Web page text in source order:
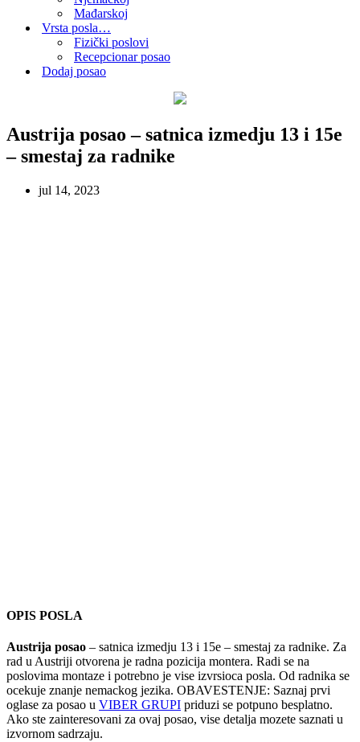
Mađarskoj
Vrsta posla…
Fizički poslovi
Recepcionar posao
Dodaj posao
Austrija posao – satnica izmedju 13 i 15e
– smestaj za radnike
jul 14, 2023
OPIS POSLA
Austrija posao – satnica izmedju 13 i 15e – smestaj za radnike. Za
rad u Austriji otvorena je radna pozicija montera. Radi se na
poslovima montaze i potrebno je vise izvrsioca posla. Od radnika se
ocekuje znanje nemackog jezika. OBAVESTENJE: Saznaj prvi
oglase za posao u VIBER GRUPI priduzi se potpuno besplatno.
Ako ste zainteresovani za ovaj posao, vise detalja mozete saznati u
izvornom sadrzaju.